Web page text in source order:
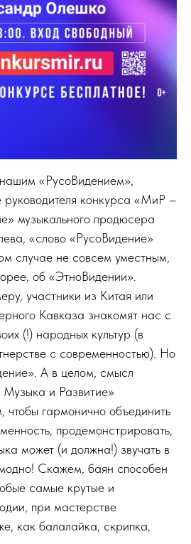
«РусоВидением»,
руководителя конкурса «МиР –
музыкального продюсера
«слово «РусоВидение»
случае не совсем уместным,
об «ЭтноВидении».
участники из Китая или
Кавказа знакомят нас с
(!) народных культур (в
с современностью). Но
А в целом, смысл
и Развитие»
чтобы гармонично объединить
продемонстрировать,
может (и должна!) звучать в
Скажем, баян способен
самые крутые и
при мастерстве
как балалайка, скрипка,